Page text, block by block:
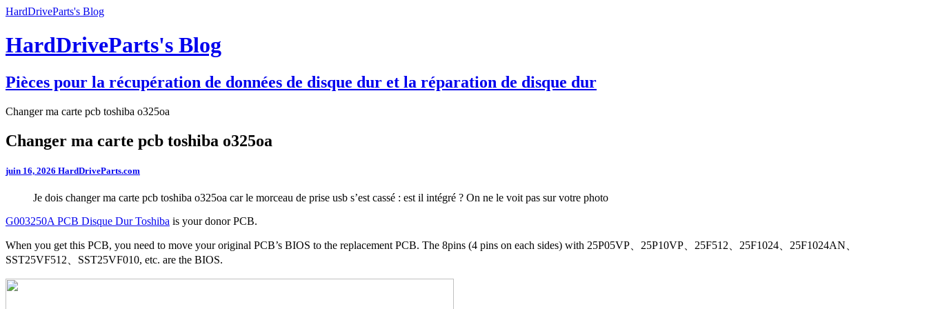
HardDriveParts's Blog
HardDriveParts's Blog
Pièces pour la récupération de données de disque dur et la réparation de disque dur
Changer ma carte pcb toshiba o325oa
Changer ma carte pcb toshiba o325oa
juin 16, 2026 HardDriveParts.com
Je dois changer ma carte pcb toshiba o325oa car le morceau de prise usb s’est cassé : est il intégré ? On ne le voit pas sur votre photo
G003250A PCB Disque Dur Toshiba is your donor PCB.
When you get this PCB, you need to move your original PCB’s BIOS to the replacement PCB. The 8pins (4 pins on each sides) with 25P05VP、25P10VP、25F512、25F1024、25F1024AN、
SST25VF512、SST25VF010, etc. are the BIOS.